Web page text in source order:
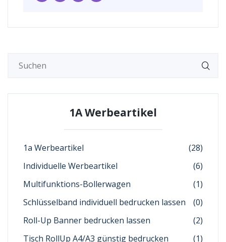
1A Werbeartikel
1a Werbeartikel
(28)
Individuelle Werbeartikel
(6)
Multifunktions-Bollerwagen
(1)
Schlüsselband individuell bedrucken lassen
(0)
Roll-Up Banner bedrucken lassen
(2)
Tisch RollUp A4/A3 günstig bedrucken
(1)